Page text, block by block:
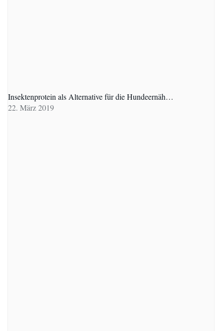
Insektenprotein als Alternative für die Hundeernäh…
22. März 2019